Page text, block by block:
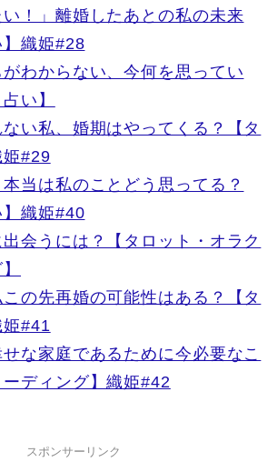
！」離婚したあとの私の未来
】織姫#28
わからない、今何を思ってい
い】
い私、婚期はやってくる？【タ
姫#29
当は私のことどう思ってる？
】織姫#40
会うには？【タロット・オラク
の先再婚の可能性はある？【タ
姫#41
な家庭であるために今必要なこ
ディング】織姫#42
スポンサーリンク